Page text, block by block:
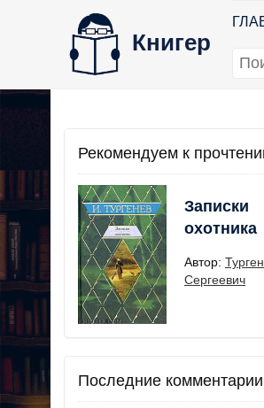
Книгер
Рекомендуем к
Записки
охотника
Автор:
Сергеевич
Последние комментарии